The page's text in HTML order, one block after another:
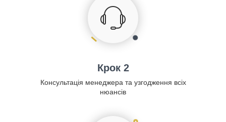
Крок 2
Консультація менеджера та узгодження всіх
нюансів